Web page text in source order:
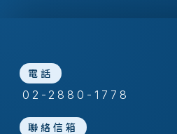
電話
02-2880-1778
聯絡信箱